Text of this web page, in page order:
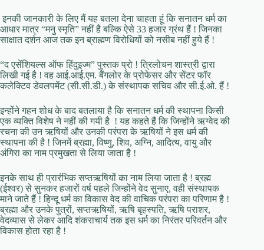
इनकी जानकारी के लिए मैं यह बतला देना चाहता हूं कि सनातन धर्म का
आधार मात्र “मनु स्मृति” नहीं है बल्कि ऐसे 33 हजार ग्रंथ हैं ! जिनका
साक्षात दर्शन आज तक इन ब्राह्मण विरोधियों को नसीब नहीं हुये हैं !
“द एसेंशियल्स ऑफ हिंदुइज्म” पुस्तक प्रो ! त्रिलोचन शास्त्री द्वारा
लिखी गई है ! वह आई.आई.एम. बैंगलोर के प्रोफेसर और सेंटर फॉर
कलेक्टिव डेवलपमेंट (सी.सी.डी.) के संस्थापक सचिव और सी.ई.ओ. हैं !
इन्होंने गहन शोध के बाद बतलाया है कि सनातन धर्म की स्‍थापना किसी
एक व्यक्ति विशेष ने नहीं की गयी है ! यह कहते हैं कि जिन्होंने ऋग्वेद की
रचना की उन ऋषियों और उनकी परंपरा के ऋषियों ने इस धर्म की
स्थापना की है ! जिनमें ब्रह्मा, विष्णु, शिव, अग्नि, आदित्य, वायु और
अंगिरा का नाम प्रमुखता से लिया जाता है !
इनके साथ ही प्रारंभिक सप्तऋषियों का नाम लिया जाता है ! ब्रह्म
(ईश्‍वर) से सुनकर हजारों वर्ष पहले जिन्होंने वेद सुनाए, वही संस्थापक
माने जाते हैं ! हिन्दू धर्म का विकास वेद की वाचिक परंपरा का परिणाम है !
ब्रह्मा और उनके पुत्रों, सप्तऋषियों, ऋषि बृहस्पति, ऋषि पराशर,
वेदव्यास से लेकर आदि शंकराचार्य तक इस धर्म का निरंतर परिवर्तन और
विकास होता रहा है !